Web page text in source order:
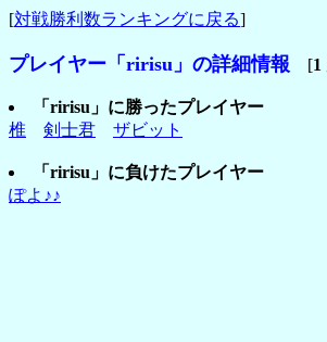
[対戦勝利数ランキングに戻る]
プレイヤー「ririsu」の詳細情報 [1
「ririsu」に勝ったプレイヤー
椎
剣士君 ザビット
「ririsu」に負けたプレイヤー
ぽよ♪♪